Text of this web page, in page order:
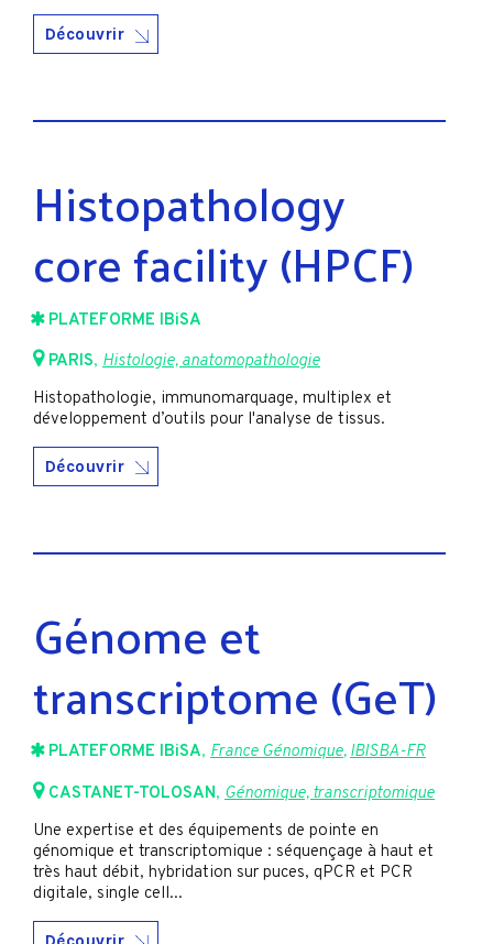
Découvrir
Histopathology
core facility (HPCF)
PLATEFORME IBiSA
PARIS, Histologie, anatomopathologie
Histopathologie, immunomarquage, multiplex et
développement d’outils pour l'analyse de tissus.
Découvrir
Génome et
transcriptome (GeT)
PLATEFORME IBiSA, France Génomique,IBISBA-FR
CASTANET-TOLOSAN, Génomique, transcriptomique
Une expertise et des équipements de pointe en
génomique et transcriptomique : séquençage à haut et
très haut débit, hybridation sur puces, qPCR et PCR
digitale, single cell...